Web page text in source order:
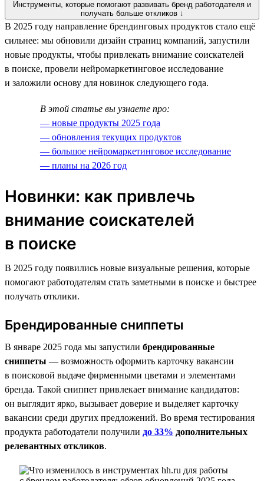
Инструменты, которые помогают развивать бренд работодателя и
получать больше откликов ↓
В 2025 году направление брендинговых продуктов стало ещё
сильнее: мы обновили дизайн страниц компаний, запустили
новые продукты, чтобы привлекать внимание соискателей
в поиске, провели нейромаркетинговое исследование
и заложили основу для новинок следующего года.
В этой статье вы узнаете про:
— новые продукты 2025 года
— обновления текущих продуктов
— большое нейромаркетинговое исследование
— планы на 2026 год
Новинки: как привлечь
внимание соискателей
в поиске
В 2025 году появились новые визуальные решения, которые
помогают работодателям стать заметными в поиске и быстрее
получать отклики.
Брендированные сниппеты
В январе 2025 года мы запустили брендированные
сниппеты — возможность оформить карточку вакансии
в поисковой выдаче фирменными цветами и элементами
бренда. Такой сниппет привлекает внимание кандидатов:
он выглядит ярко, вызывает доверие и выделяет карточку
вакансии среди других предложений. Во время тестирования
продукта работодатели получили до 33% дополнительных
релевантных откликов.